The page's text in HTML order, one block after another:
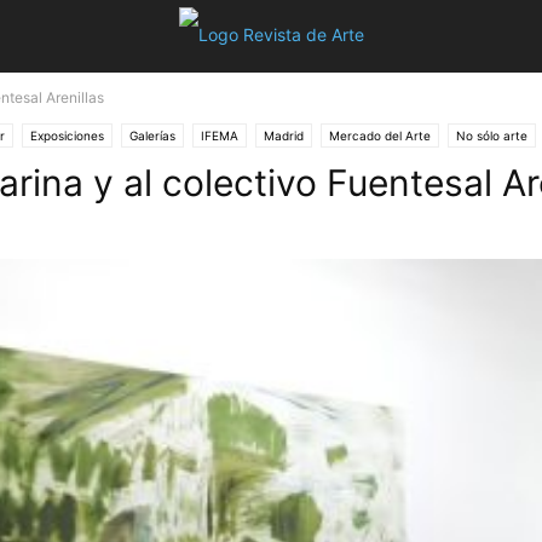
Arenillas
Exposiciones Galerías IFEMA Madrid Mercado del Arte No sólo arte
y al colectivo Fuentesal